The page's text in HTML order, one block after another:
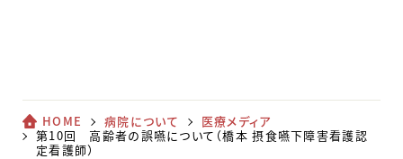
HOME 病院について
医療メディア
第10回 高齢者の誤嚥について（橋本 摂食嚥下障害看護認
定看護師）